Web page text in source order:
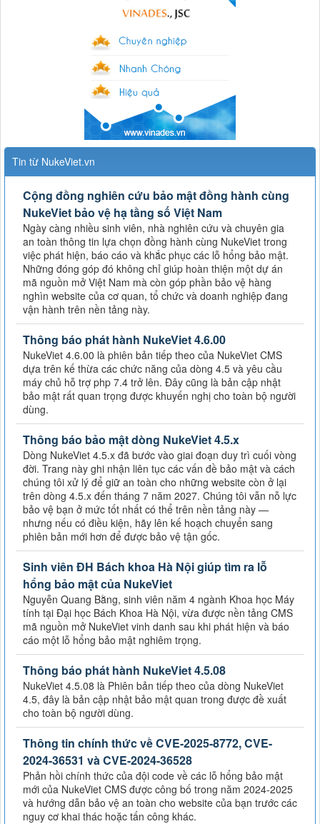
Tin từ NukeViet.vn
Cộng đồng nghiên cứu bảo mật đồng hành cùng
NukeViet bảo vệ hạ tầng số Việt Nam
Ngày càng nhiều sinh viên, nhà nghiên cứu và chuyên gia
an toàn thông tin lựa chọn đồng hành cùng NukeViet trong
việc phát hiện, báo cáo và khắc phục các lỗ hổng bảo mật.
Những đóng góp đó không chỉ giúp hoàn thiện một dự án
mã nguồn mở Việt Nam mà còn góp phần bảo vệ hàng
nghìn website của cơ quan, tổ chức và doanh nghiệp đang
vận hành trên nền tảng này.
Thông báo phát hành NukeViet 4.6.00
NukeViet 4.6.00 là phiên bản tiếp theo của NukeViet CMS
dựa trên kế thừa các chức năng của dòng 4.5 và yêu cầu
máy chủ hỗ trợ php 7.4 trở lên. Đây cũng là bản cập nhật
bảo mật rất quan trọng được khuyến nghị cho toàn bộ người
dùng.
Thông báo bảo mật dòng NukeViet 4.5.x
Dòng NukeViet 4.5.x đã bước vào giai đoạn duy trì cuối vòng
đời. Trang này ghi nhận liên tục các vấn đề bảo mật và cách
chúng tôi xử lý để giữ an toàn cho những website còn ở lại
trên dòng 4.5.x đến tháng 7 năm 2027. Chúng tôi vẫn nỗ lực
bảo vệ bạn ở mức tốt nhất có thể trên nền tảng này —
nhưng nếu có điều kiện, hãy lên kế hoạch chuyển sang
phiên bản mới hơn để được bảo vệ tận gốc.
Sinh viên ĐH Bách khoa Hà Nội giúp tìm ra lỗ
hổng bảo mật của NukeViet
Nguyễn Quang Bằng, sinh viên năm 4 ngành Khoa học Máy
tính tại Đại học Bách Khoa Hà Nội, vừa được nền tảng CMS
mã nguồn mở NukeViet vinh danh sau khi phát hiện và báo
cáo một lỗ hổng bảo mật nghiêm trọng.
Thông báo phát hành NukeViet 4.5.08
NukeViet 4.5.08 là Phiên bản tiếp theo của dòng NukeViet
4.5, đây là bản cập nhật bảo mật quan trong được đề xuất
cho toàn bộ người dùng.
Thông tin chính thức về CVE-2025-8772, CVE-
2024-36531 và CVE-2024-36528
Phản hồi chính thức của đội code về các lỗ hổng bảo mật
mới của NukeViet CMS được công bố trong năm 2024-2025
và hướng dẫn bảo vệ an toàn cho website của bạn trước các
nguy cơ khai thác hoặc tấn công khác.